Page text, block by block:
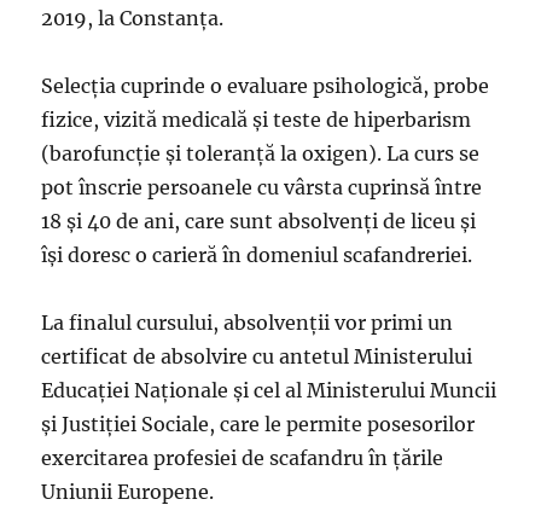
2019, la Constanța.
Selecţia cuprinde o evaluare psihologică, probe
fizice, vizită medicală şi teste de hiperbarism
(barofuncţie şi toleranţă la oxigen). La curs se
pot înscrie persoanele cu vârsta cuprinsă între
18 și 40 de ani, care sunt absolvenți de liceu și
își doresc o carieră în domeniul scafandreriei.
La finalul cursului, absolvenţii vor primi un
certificat de absolvire cu antetul Ministerului
Educaţiei Naţionale şi cel al Ministerului Muncii
și Justiției Sociale, care le permite posesorilor
exercitarea profesiei de scafandru în ţările
Uniunii Europene.